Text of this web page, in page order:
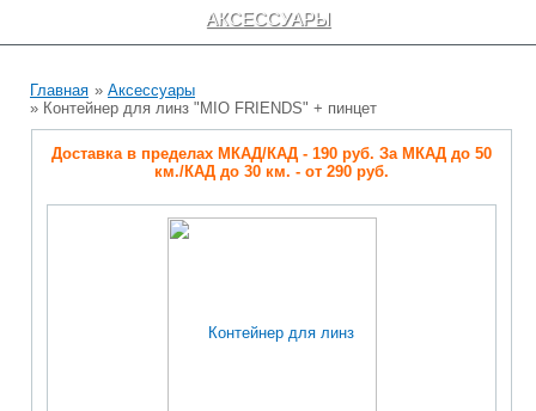
АКСЕССУАРЫ
Главная » Аксессуары
» Контейнер для линз "MIO FRIENDS" + пинцет
Доставка в пределах МКАД/КАД - 190 руб. За МКАД до 50
км./КАД до 30 км. - от 290 руб.